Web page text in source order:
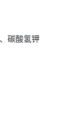
碳酸氢钾